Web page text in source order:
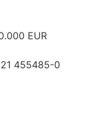
EUR
455485-0